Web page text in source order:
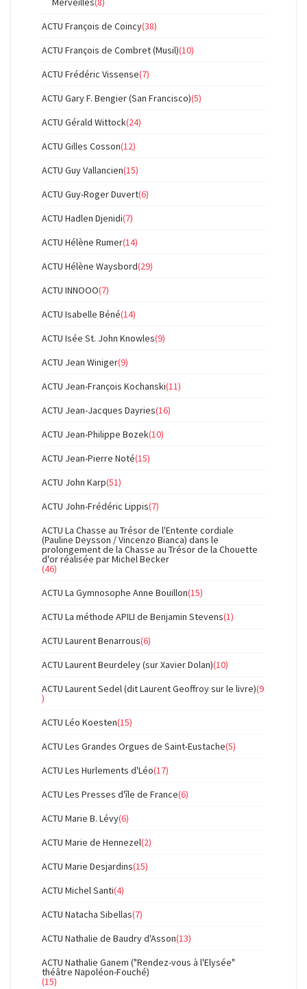
ACTU François de Coincy(38)
ACTU François de Combret (Musil)(10)
ACTU Frédéric Vissense(7)
ACTU Gary F. Bengier (San Francisco)(5)
ACTU Gérald Wittock(24)
ACTU Gilles Cosson(12)
ACTU Guy Vallancien(15)
ACTU Guy-Roger Duvert(6)
ACTU Hadlen Djenidi(7)
ACTU Hélène Rumer(14)
ACTU Hélène Waysbord(29)
ACTU INNOOO(7)
ACTU Isabelle Béné(14)
ACTU Isée St. John Knowles(9)
ACTU Jean Winiger(9)
ACTU Jean-François Kochanski(11)
ACTU Jean-Jacques Dayries(16)
ACTU Jean-Philippe Bozek(10)
ACTU Jean-Pierre Noté(15)
ACTU John Karp(51)
ACTU John-Frédéric Lippis(7)
ACTU La Chasse au Trésor de l'Entente cordiale
(Pauline Deysson / Vincenzo Bianca) dans le
prolongement de la Chasse au Trésor de la Chouette
d'or réalisée par Michel Becker
(46)
ACTU La Gymnosophe Anne Bouillon(15)
ACTU La méthode APILI de Benjamin Stevens(1)
ACTU Laurent Benarrous(6)
ACTU Laurent Beurdeley (sur Xavier Dolan)(10)
ACTU Laurent Sedel (dit Laurent Geoffroy sur le livre)(9
)
ACTU Léo Koesten(15)
ACTU Les Grandes Orgues de Saint-Eustache(5)
ACTU Les Hurlements d'Léo(17)
ACTU Les Presses d'île de France(6)
ACTU Marie B. Lévy(6)
ACTU Marie de Hennezel(2)
ACTU Marie Desjardins(15)
ACTU Michel Santi(4)
ACTU Natacha Sibellas(7)
ACTU Nathalie de Baudry d'Asson(13)
ACTU Nathalie Ganem ("Rendez-vous à l'Elysée"
théâtre Napoléon-Fouché)
(15)